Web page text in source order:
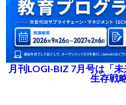
月刊LOGI-BIZ 7月号は「
生存戦